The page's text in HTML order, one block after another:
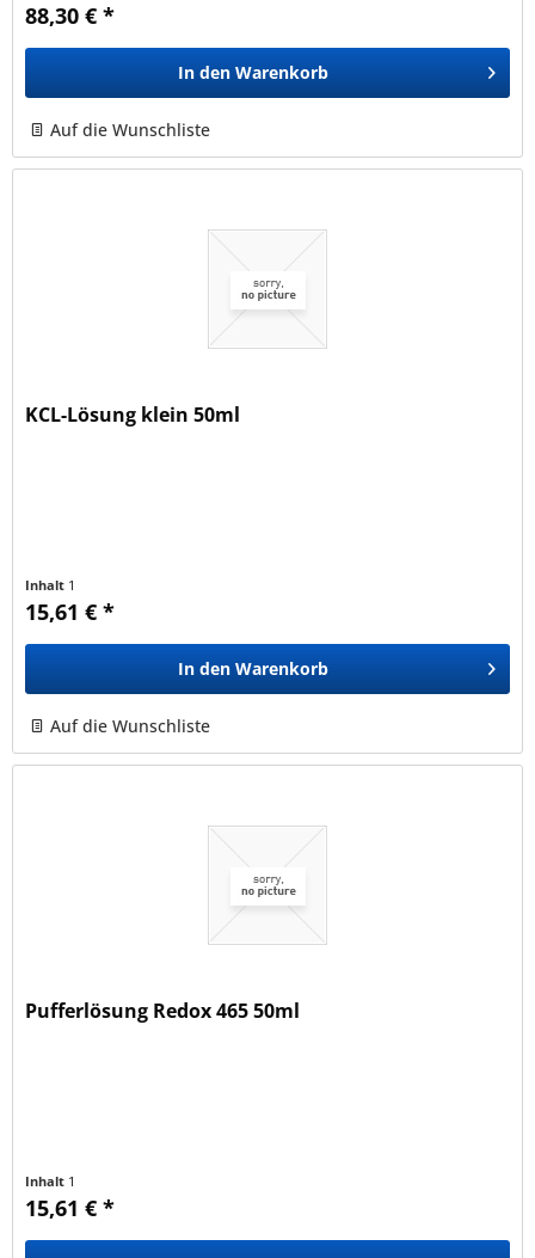
88,30 € *
In den Warenkorb
Auf die Wunschliste
KCL-Lösung klein 50ml
Inhalt 1
15,61 € *
In den Warenkorb
Auf die Wunschliste
Pufferlösung Redox 465 50ml
Inhalt 1
15,61 € *